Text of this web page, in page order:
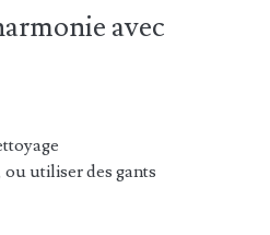
avec
utiliser des gants